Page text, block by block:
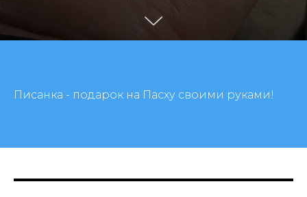
Писанка - подарок на Пасху своими руками!